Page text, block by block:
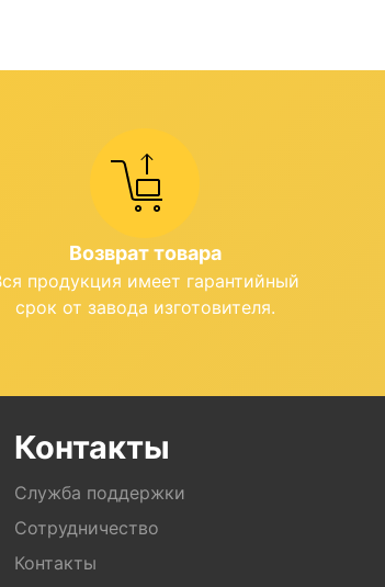
Возврат товара
продукция имеет гарантийный
срок от завода изготовителя.
Контакты
Служба поддержки
Сотрудничество
Контакты